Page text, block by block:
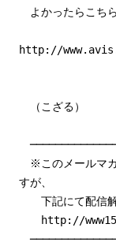
よかったらこち
http://
（こざる）
※このメールマガ
すが、
下記にて配信解
http://